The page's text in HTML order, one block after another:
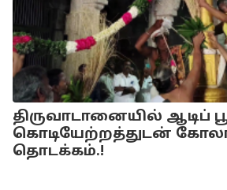
திருவாடானையில் ஆடிப்
கொடியேற்றத்துடன்
தொடக்கம்.!